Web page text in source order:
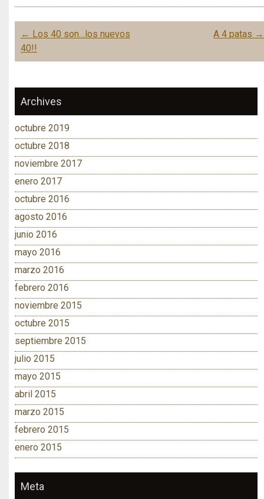
Post navigation
← Los 40 son…los nuevos
40!!
A 4 patas →
Archives
octubre 2019
octubre 2018
noviembre 2017
enero 2017
octubre 2016
agosto 2016
junio 2016
mayo 2016
marzo 2016
febrero 2016
noviembre 2015
octubre 2015
septiembre 2015
julio 2015
mayo 2015
abril 2015
marzo 2015
febrero 2015
enero 2015
Meta